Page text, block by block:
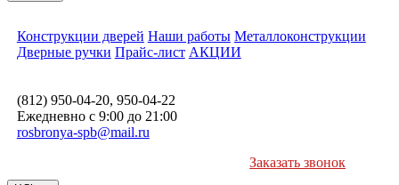
Конструкции дверей Наши работы Металлоконструкции
Дверные ручки Прайс-лист АКЦИИ
(812) 950-04-20, 950-04-22
Ежедневно с 9:00 до 21:00
rosbronya-spb@mail.ru
Заказать звонок